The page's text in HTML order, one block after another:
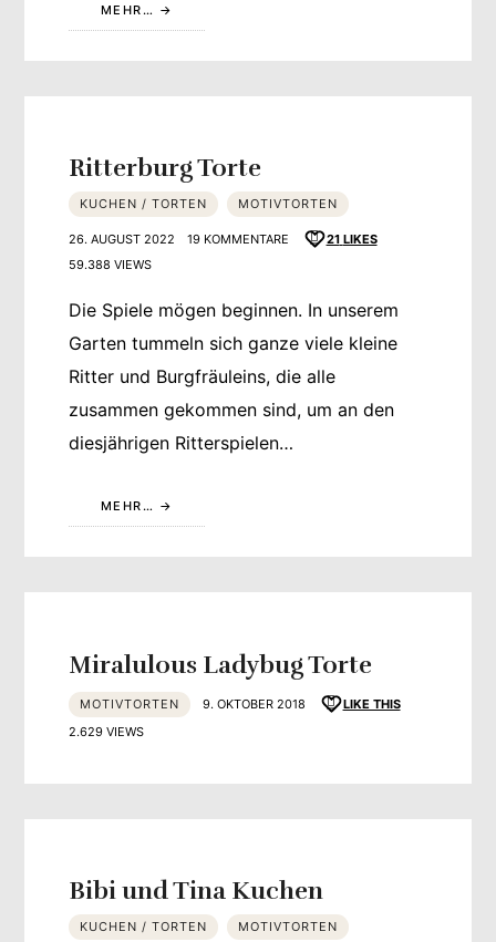
MEHR…
Ritterburg Torte
KUCHEN / TORTEN MOTIVTORTEN
26. AUGUST 2022 19 KOMMENTARE 21 LIKES
59.388 VIEWS
Die Spiele mögen beginnen. In unserem
Garten tummeln sich ganze viele kleine
Ritter und Burgfräuleins, die alle
zusammen gekommen sind, um an den
diesjährigen Ritterspielen…
MEHR…
Miralulous Ladybug Torte
MOTIVTORTEN 9. OKTOBER 2018
LIKE THIS
2.629 VIEWS
Bibi und Tina Kuchen
KUCHEN / TORTEN MOTIVTORTEN